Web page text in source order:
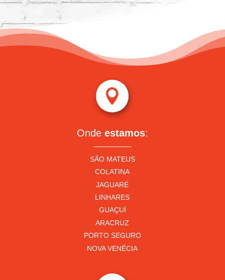

Onde estamos:
SÃO MATEUS
COLATINA
JAGUARÉ
LINHARES
GUAÇUÍ
ARACRUZ
PORTO SEGURO
NOVA VENÉCIA